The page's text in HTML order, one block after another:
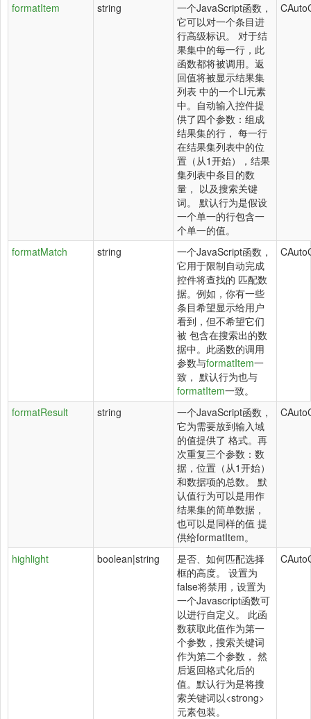
formatItem string
一个JavaScript函数，
它可以对一个条目进
行高级标识。 对于结
果集中的每一行，此
函数都将被调用。返
回值将被显示结果集
列表 中的一个LI元素
中。自动输入控件提
供了四个参数：组成
结果集的行， 每一行
在结果集列表中的位
置（从1开始），结果
集列表中条目的数
量， 以及搜索关键
词。 默认行为是假设
一个单一的行包含一
个单一的值。
formatMatch string
一个JavaScript函数，
它用于限制自动完成
控件将查找的 匹配数
据。例如，你有一些
条目希望显示给用户
看到，但不希望它们
被 包含在搜索出的数
据中。此函数的调用
参数与formatItem一
致， 默认行为也与
formatItem一致。
formatResult string
一个JavaScript函数，
它为需要放到输入域
的值提供了 格式。再
次重复三个参数：数
据，位置（从1开始）
和数据项的总数。 默
认值行为可以是用作
结果集的简单数据，
也可以是同样的值 提
供给formatItem。
highlight boolean|string
是否、如何匹配选择
框的高度。 设置为
false将禁用，设置为
一个Javascript函数可
以进行自定义。 此函
数获取此值作为第一
个参数，搜索关键词
作为第二个参数， 然
后返回格式化后的
值。默认行为是将搜
索关键词以<strong>
元素包装。